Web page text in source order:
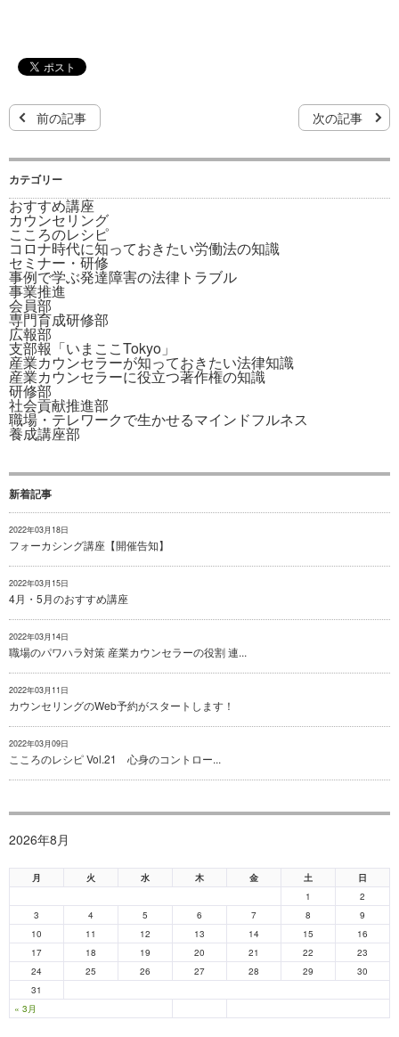
前の記事 次の記事
カテゴリー
おすすめ講座
カウンセリング
こころのレシピ
コロナ時代に知っておきたい労働法の知識
セミナー・研修
事例で学ぶ発達障害の法律トラブル
事業推進
会員部
専門育成研修部
広報部
支部報「いまここTokyo」
産業カウンセラーが知っておきたい法律知識
産業カウンセラーに役立つ著作権の知識
研修部
社会貢献推進部
職場・テレワークで生かせるマインドフルネス
養成講座部
新着記事
2022年03月18日
フォーカシング講座【開催告知】
2022年03月15日
4月・5月のおすすめ講座
2022年03月14日
職場のパワハラ対策 産業カウンセラーの役割 連...
2022年03月11日
カウンセリングのWeb予約がスタートします！
2022年03月09日
こころのレシピ Vol.21 心身のコントロー...
2026年8月
月 火 水 木 金 土 日
« 3月
1
2
3
4 5 6 7 8
9
10
11 12 13 14 15
16
17
18 19 20 21 22
23
24
25 26 27 28 29
30
31